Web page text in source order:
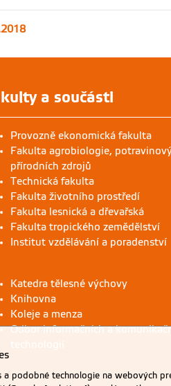
a součásti
Provozně ekonomická fakulta
Fakulta agrobiologie,
přírodních zdrojů
Technická fakulta
Fakulta životního prostředí
Fakulta lesnická a dřevařská
Fakulta tropického zemědělství
Institut vzdělávání a poradenství
Katedra tělesné výchovy
Knihovna
Koleje a menza
Odbor informačních a
technologií
a podobné technologie na webových